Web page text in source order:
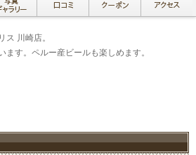
ス 川崎店。
ます。ペルー産ビールも楽しめます。